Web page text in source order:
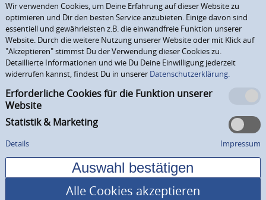
Wir verwenden Cookies, um Deine Erfahrung auf dieser Website zu
optimieren und Dir den besten Service anzubieten. Einige davon sind
essentiell und gewährleisten z.B. die einwandfreie Funktion unserer
Website. Durch die weitere Nutzung unserer Website oder mit Klick auf
"Akzeptieren" stimmst Du der Verwendung dieser Cookies zu.
Detaillierte Informationen und wie Du Deine Einwilligung jederzeit
widerrufen kannst, findest Du in unserer Datenschutzerklärung.
Erforderliche Cookies für die Funktion unserer
Website
Statistik & Marketing
Details Impressum
Alle Cookies akzeptieren